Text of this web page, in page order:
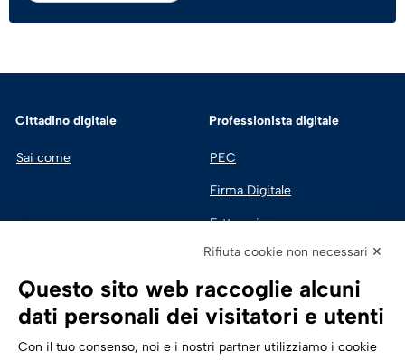
Cittadino digitale
Sai come
Professionista digitale
PEC
Firma Digitale
Fatturazione
Sicurezza Digitale
Cloud
Rifiuta cookie non necessari ✕
Questo sito web raccoglie alcuni
dati personali dei visitatori e utenti
Con il tuo consenso, noi e i nostri partner utilizziamo i cookie